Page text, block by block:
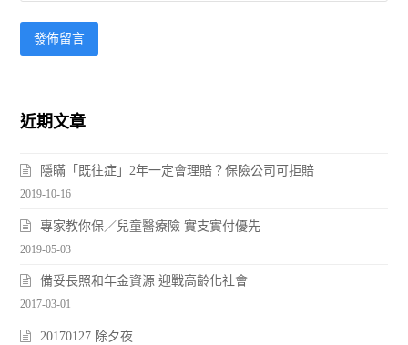
近期文章
隱瞞「既往症」2年一定會理賠？保險公司可拒賠
2019-10-16
專家教你保／兒童醫療險 實支實付優先
2019-05-03
備妥長照和年金資源 迎戰高齡化社會
2017-03-01
20170127 除夕夜